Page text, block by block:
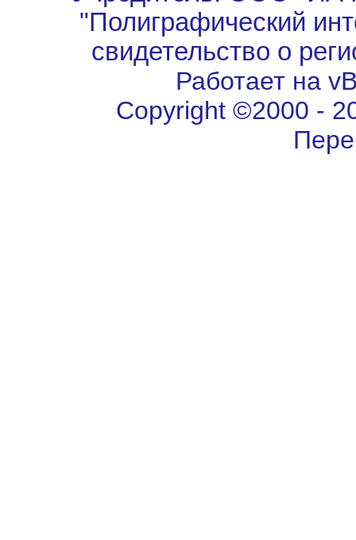
"Полиграфический
свидетельство о
Работает на
Copyright ©2000 -